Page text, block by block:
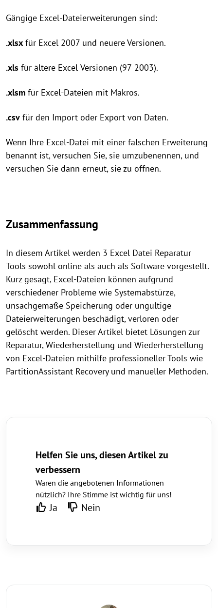
Gängige Excel-Dateierweiterungen sind:
.xlsx für Excel 2007 und neuere Versionen.
.xls für ältere Excel-Versionen (97-2003).
.xlsm für Excel-Dateien mit Makros.
.csv für den Import oder Export von Daten.
Wenn Ihre Excel-Datei mit einer falschen Erweiterung
benannt ist, versuchen Sie, sie umzubenennen, und
versuchen Sie dann erneut, sie zu öffnen.
Zusammenfassung
In diesem Artikel werden 3 Excel Datei Reparatur
Tools sowohl online als auch als Software vorgestellt.
Kurz gesagt, Excel-Dateien können aufgrund
verschiedener Probleme wie Systemabstürze,
unsachgemäße Speicherung oder ungültige
Dateierweiterungen beschädigt, verloren oder
gelöscht werden. Dieser Artikel bietet Lösungen zur
Reparatur, Wiederherstellung und Wiederherstellung
von Excel-Dateien mithilfe professioneller Tools wie
PartitionAssistant Recovery und manueller Methoden.
Helfen Sie uns, diesen Artikel zu
verbessern
Waren die angebotenen Informationen
nützlich? Ihre Stimme ist wichtig für uns!
Ja Nein